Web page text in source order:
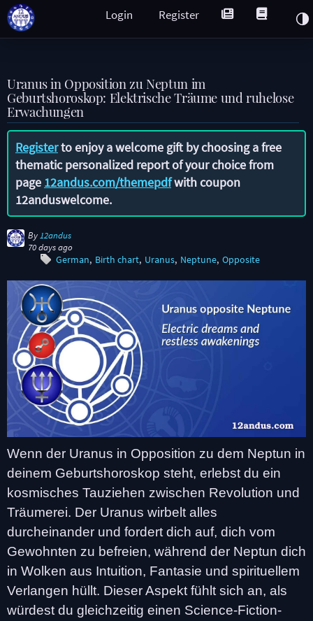
Register
Login
Uranus in Opposition zu Neptun im
Geburtshoroskop: Elektrische Träume und ruhelose
Erwachungen
Registerto enjoy a welcome gift by choosing a free
thematic personalized report of your choice from
page 12andus.com/themepdfwith coupon
12anduswelcome.
By 12andus
70 days ago
German Birth chart Uranus Neptune Opposite
Wenn der Uranus in Opposition zu dem Neptun in
deinem Geburtshoroskop steht, erlebst du ein
kosmisches Tauziehen zwischen Revolution und
Träumerei. Der Uranus wirbelt alles
durcheinander und fordert dich auf, dich vom
Gewohnten zu befreien, während der Neptun dich
in Wolken aus Intuition, Fantasie und spirituellem
Verlangen hüllt. Dieser Aspekt fühlt sich an, als
würdest du gleichzeitig einen Science-Fiction-